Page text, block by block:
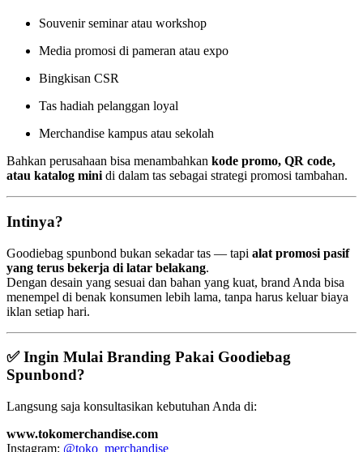
Souvenir seminar atau workshop
Media promosi di pameran atau expo
Bingkisan CSR
Tas hadiah pelanggan loyal
Merchandise kampus atau sekolah
Bahkan perusahaan bisa menambahkan kode promo, QR code,
atau katalog mini di dalam tas sebagai strategi promosi tambahan.
Intinya?
Goodiebag spunbond bukan sekadar tas — tapi alat promosi pasif
yang terus bekerja di latar belakang.
Dengan desain yang sesuai dan bahan yang kuat, brand Anda bisa
menempel di benak konsumen lebih lama, tanpa harus keluar biaya
iklan setiap hari.
✅ Ingin Mulai Branding Pakai Goodiebag
Spunbond?
Langsung saja konsultasikan kebutuhan Anda di:
www.tokomerchandise.com
Instagram: @toko_merchandise